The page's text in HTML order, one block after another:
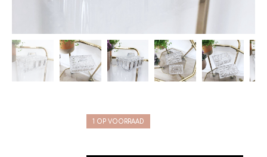
1 OP VOORRAAD